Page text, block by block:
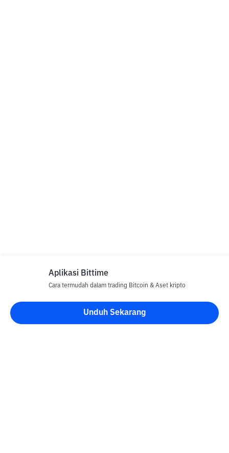
Aplikasi Bittime
Cara termudah dalam trading Bitcoin & Aset kripto
Unduh Sekarang